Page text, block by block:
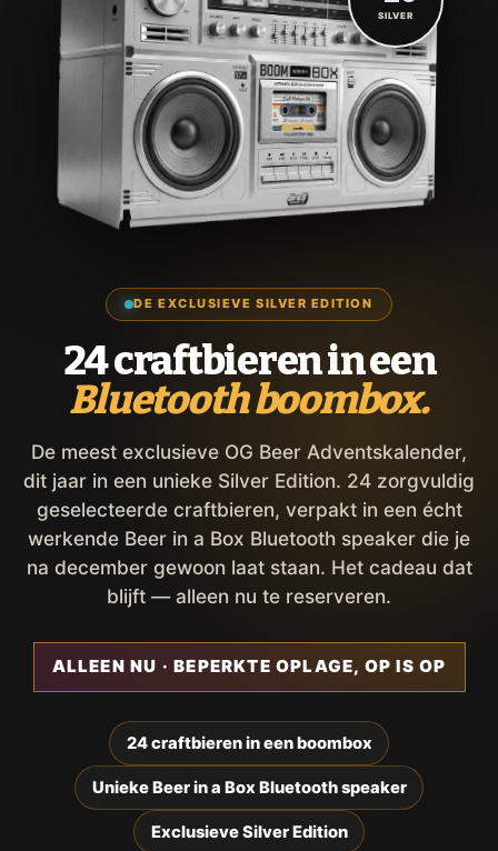
DE EXCLUSIEVE SILVER EDITION
24 craftbieren in een
Bluetooth boombox.
De meest exclusieve OG Beer Adventskalender,
dit jaar in een unieke Silver Edition. 24 zorgvuldig
geselecteerde craftbieren, verpakt in een écht
werkende Beer in a Box Bluetooth speaker die je
na december gewoon laat staan. Het cadeau dat
blijft — alleen nu te reserveren.
ALLEEN NU · BEPERKTE OPLAGE, OP IS OP
24 craftbieren in een boombox
Unieke Beer in a Box Bluetooth speaker
Exclusieve Silver Edition
SILVER